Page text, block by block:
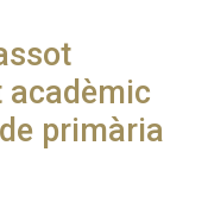
acadèmic
primària